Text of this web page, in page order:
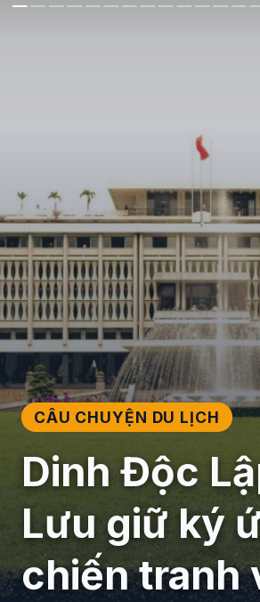
CÂU CHUYỆN DU LỊCH
Dinh Độc
Lưu giữ ký
chiến tranh